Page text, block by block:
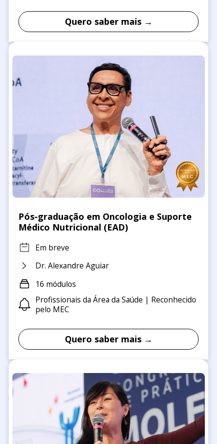
Quero saber mais →
Pós-graduação em Oncologia e Suporte
Médico Nutricional (EAD)
Em breve
Dr. Alexandre Aguiar
16 módulos
Profissionais da Área da Saúde | Reconhecido
pelo MEC
Quero saber mais →